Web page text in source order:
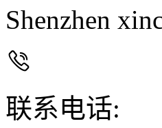
Shenzhen

联系电话: